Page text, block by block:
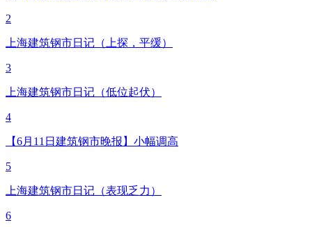
2
上海建筑钢市日记（上探，平缓）
3
上海建筑钢市日记（低位起伏）
4
【6月11日建筑钢市晚报】小幅调高
5
上海建筑钢市日记（表现乏力）
6